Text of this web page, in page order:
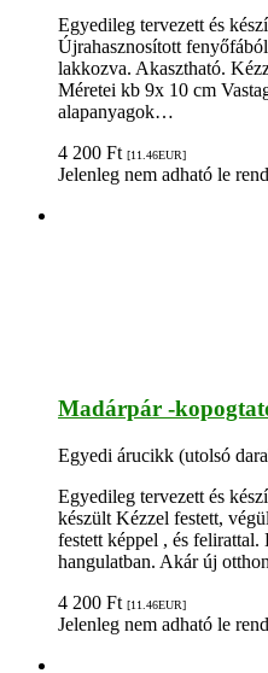
Egyedileg tervezett és
Újrahasznosított
lakkozva. Akasztható.
Méretei kb 9x 10 cm
alapanyagok…
4 200 Ft [11.46EUR]
Jelenleg nem adható le
Madárpár -
Egyedi árucikk (utolsó
Egyedileg tervezett és
készült Kézzel festett,
festett képpel , és felirattal.
hangulatban. Akár új
4 200 Ft [11.46EUR]
Jelenleg nem adható le